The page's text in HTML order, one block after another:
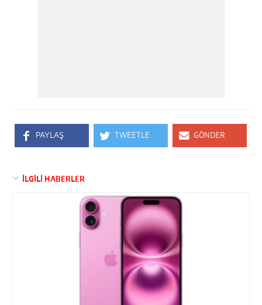
PAYLAŞ TWEETLE GÖNDER
İLGİLİ HABERLER